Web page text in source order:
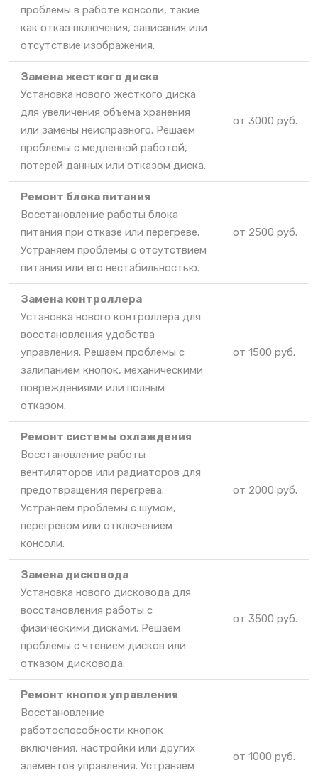
проблемы в работе консоли, такие
как отказ включения, зависания или
отсутствие изображения.
Замена жесткого диска
Установка нового жесткого диска
для увеличения объема хранения
или замены неисправного. Решаем
проблемы с медленной работой,
потерей данных или отказом диска.
от 3000 руб.
Ремонт блока питания
Восстановление работы блока
питания при отказе или перегреве.
Устраняем проблемы с отсутствием
питания или его нестабильностью.
от 2500 руб.
Замена контроллера
Установка нового контроллера для
восстановления удобства
управления. Решаем проблемы с
залипанием кнопок, механическими
повреждениями или полным
отказом.
от 1500 руб.
Ремонт системы охлаждения
Восстановление работы
вентиляторов или радиаторов для
предотвращения перегрева.
Устраняем проблемы с шумом,
перегревом или отключением
консоли.
от 2000 руб.
Замена дисковода
Установка нового дисковода для
восстановления работы с
физическими дисками. Решаем
проблемы с чтением дисков или
отказом дисковода.
от 3500 руб.
Ремонт кнопок управления
Восстановление
работоспособности кнопок
включения, настройки или других
элементов управления. Устраняем
от 1000 руб.